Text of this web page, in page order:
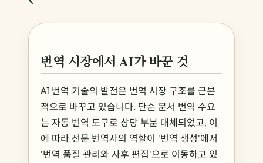
번역 시장에서 AI가 바꾼 것
AI 번역 기술의 발전은 번역 시장 구조를 근본
적으로 바꾸고 있습니다. 단순 문서 번역 수요
는 자동 번역 도구로 상당 부분 대체되었고, 이
에 따라 전문 번역사의 역할이 '번역 생성'에서
'번역 품질 관리와 사후 편집'으로 이동하고 있